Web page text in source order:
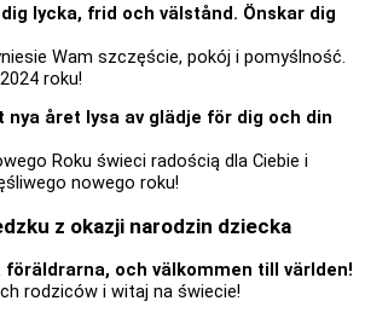
lycka, frid och välstånd. Önskar dig
Wam szczęście, pokój i pomyślność.
roku!
nya året lysa av glädje för dig och din
Roku świeci radością dla Ciebie i
nowego roku!
z okazji narodzin dziecka
och välkommen till världen!
rodziców i witaj na świecie!